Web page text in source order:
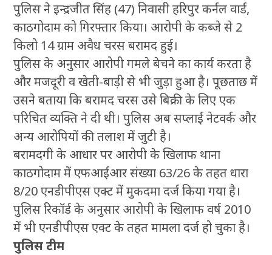
पुलिस ने इन्द्रजीत सिंह (47) निवासी हरिपुर कर्नल वार्ड,
काठगोदाम को गिरफ्तार किया। आरोपी के कब्जे से 2
किलो 14 ग्राम अवैध चरस बरामद हुई।
पुलिस के अनुसार आरोपी गमले बेचने का कार्य करता है
और मजदूरी व खेती-बाड़ी से भी जुड़ा हुआ है। पूछताछ में
उसने बताया कि बरामद चरस उसे बिक्री के लिए एक
परिचित व्यक्ति ने दी थी। पुलिस अब सप्लाई नेटवर्क और
अन्य आरोपियों की तलाश में जुटी है।
बरामदगी के आधार पर आरोपी के खिलाफ थाना
काठगोदाम में एफआईआर संख्या 63/26 के तहत धारा
8/20 एनडीपीएस एक्ट में मुकदमा दर्ज किया गया है।
पुलिस रिकॉर्ड के अनुसार आरोपी के खिलाफ वर्ष 2010
में भी एनडीपीएस एक्ट के तहत मामला दर्ज हो चुका है।
पुलिस टीम